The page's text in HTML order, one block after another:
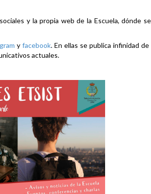
y la propia web de la Escuela, dónde se
y facebook. En ellas se publica infinidad de
actuales.